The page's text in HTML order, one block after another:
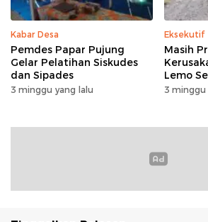
Kabar Desa
Pemdes Papar Pujung
Gelar Pelatihan Siskudes
dan Sipades
3 minggu yang lalu
Eksekutif
Masih
Lemo
Tahun
3 minggu